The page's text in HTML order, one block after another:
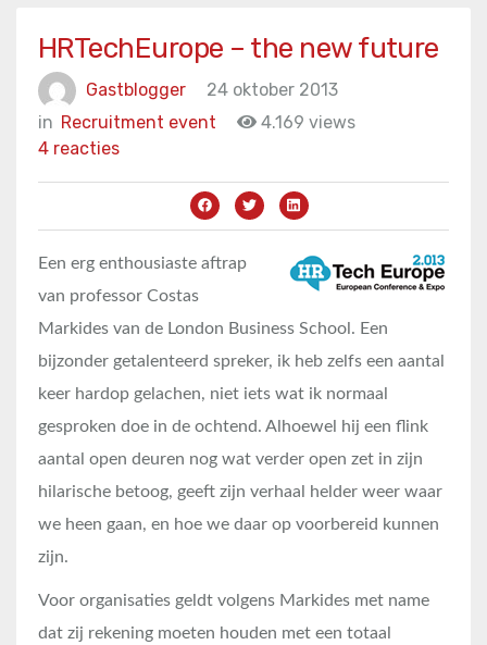
HRTechEurope – the new future
Gastblogger
24 oktober 2013
in Recruitment event
4.169 views
4 reacties
Een erg enthousiaste aftrap
van professor Costas
Markides van de London Business School. Een
bijzonder getalenteerd spreker, ik heb zelfs een aantal
keer hardop gelachen, niet iets wat ik normaal
gesproken doe in de ochtend. Alhoewel hij een flink
aantal open deuren nog wat verder open zet in zijn
hilarische betoog, geeft zijn verhaal helder weer waar
we heen gaan, en hoe we daar op voorbereid kunnen
zijn.
Voor organisaties geldt volgens Markides met name
dat zij rekening moeten houden met een totaal